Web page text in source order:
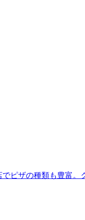
ピザの種類も豊富。